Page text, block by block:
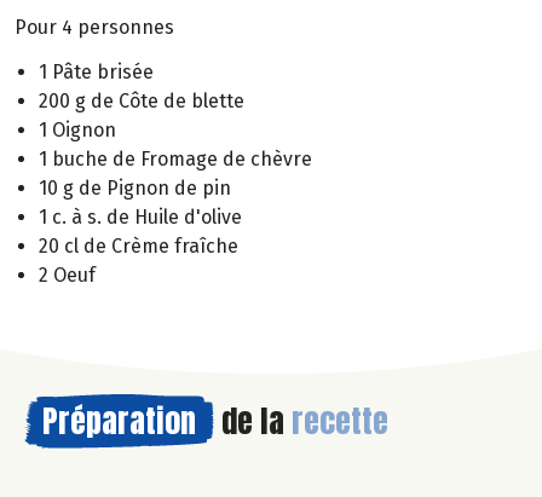
Pour 4 personnes
1 Pâte brisée
200 g de Côte de blette
1 Oignon
1 buche de Fromage de chèvre
10 g de Pignon de pin
1 c. à s. de Huile d'olive
20 cl de Crème fraîche
2 Oeuf
Préparation de la recette